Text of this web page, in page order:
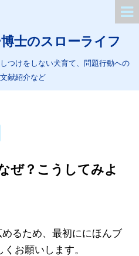
士のスローライフ
つけをしない犬育て、問題行動への
献紹介など
ぜ？こうしてみよ
るため、最初ににほんブ
お願いします。